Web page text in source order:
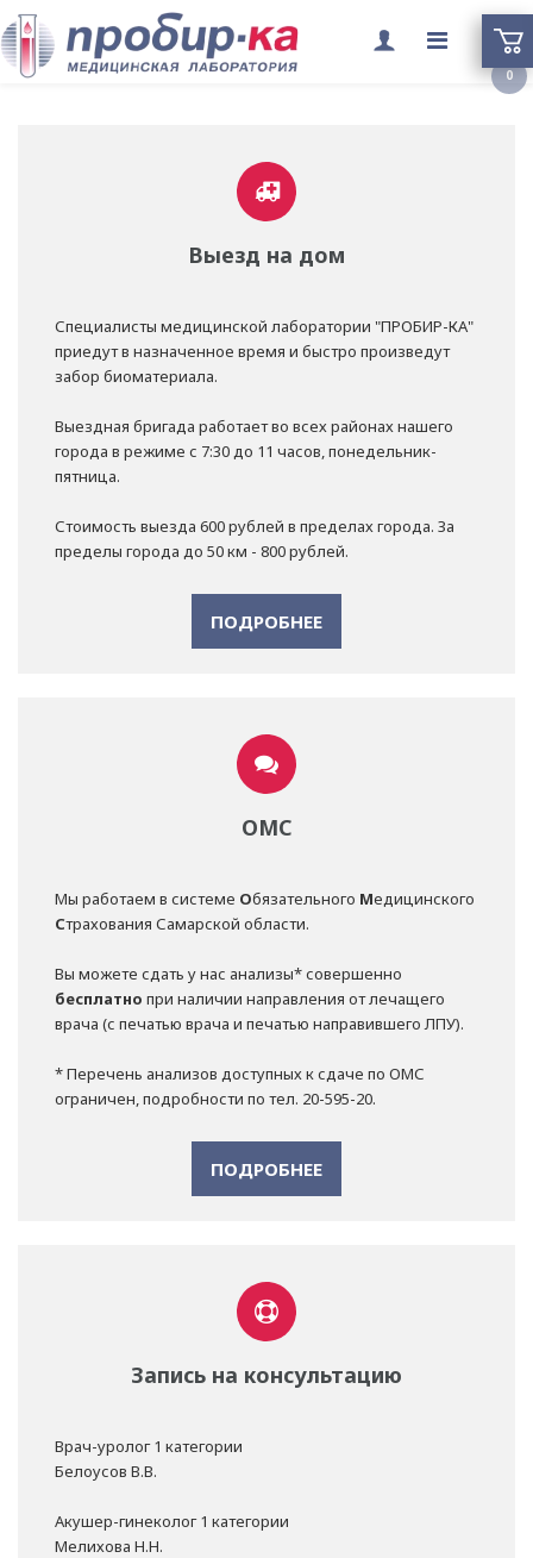
меню
Выезд на дом
Специалисты медицинской лаборатории "ПРОБИР-КА"
приедут в назначенное время и быстро произведут
забор биоматериала.
Выездная бригада работает во всех районах нашего
города в режиме с 7:30 до 11 часов, понедельник-
пятница.
Стоимость выезда 600 рублей в пределах города. За
пределы города до 50 км - 800 рублей.
ПОДРОБНЕЕ
ОМС
Мы работаем в системе Обязательного Медицинского
Страхования Самарской области.
Вы можете сдать у нас анализы* совершенно
бесплатно при наличии направления от лечащего
врача (с печатью врача и печатью направившего ЛПУ).
* Перечень анализов доступных к сдаче по ОМС
ограничен, подробности по тел. 20-595-20.
ПОДРОБНЕЕ
Запись на консультацию
Врач-уролог 1 категории
Белоусов В.В.
Акушер-гинеколог 1 категории
Мелихова Н.Н.
0